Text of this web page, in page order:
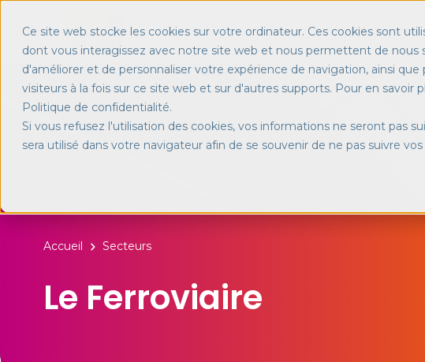
Ce site web stocke les cookies sur votre ordinateur. Ces cookies sont
dont vous interagissez avec notre site web et nous permettent de nous
d'améliorer et de personnaliser votre expérience de navigation, ainsi
visiteurs à la fois sur ce site web et sur d'autres supports. Pour en savoir
Politique de confidentialité.
Si vous refusez l'utilisation des cookies, vos informations ne seront pas
sera utilisé dans votre navigateur afin de se souvenir de ne pas suivre
Services
Accueil Secteurs
Le Ferroviaire